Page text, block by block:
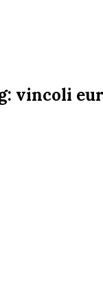
vincoli